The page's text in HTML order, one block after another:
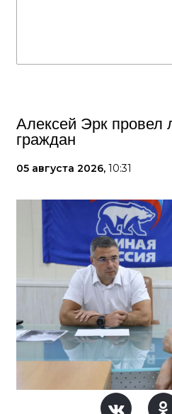
Алексей Эрк провел
граждан
05 августа 2026, 10:31